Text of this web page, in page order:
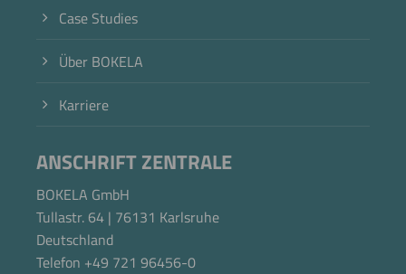
Case Studies
Über BOKELA
Karriere
ANSCHRIFT ZENTRALE
BOKELA GmbH
Tullastr. 64 | 76131 Karlsruhe
Deutschland
Telefon +49 721 96456-0